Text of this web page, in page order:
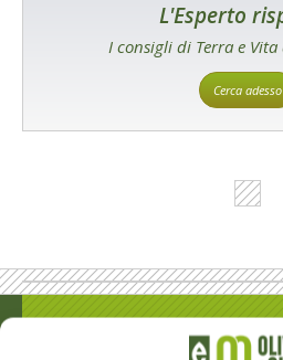
L'Esperto
I consigli di Terra e
Cerca adesso
Rimani aggiornato